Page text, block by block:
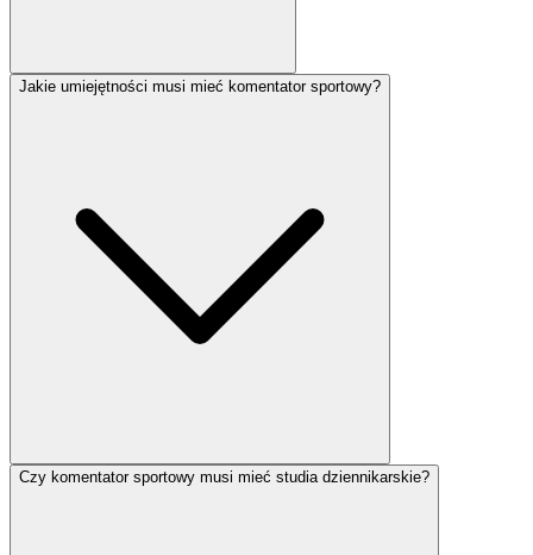
Jakie umiejętności musi mieć komentator sportowy?
Czy komentator sportowy musi mieć studia dziennikarskie?